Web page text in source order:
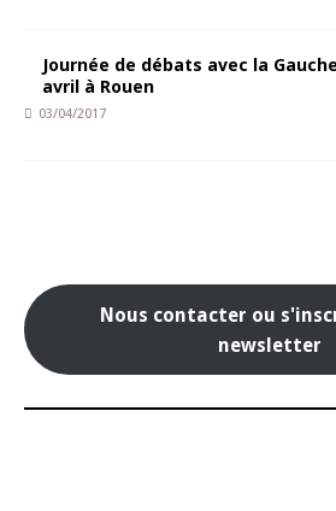
Journée de débats avec la
avril à Rouen
03/04/2017
Nous contacter ou
newsletter